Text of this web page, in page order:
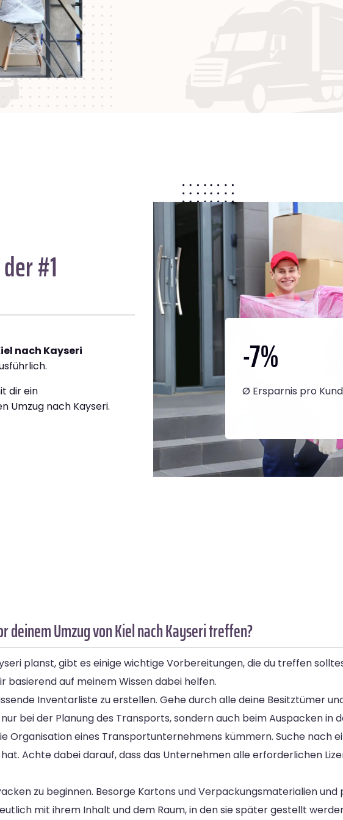
#1
nach Kayseri
dir ein
Umzug nach Kayseri.
-7%
Ø Ersparnis pro
deinem Umzug von Kiel nach Kayseri treffen?
planst, gibt es einige wichtige Vorbereitungen, die du treffen
auf meinem Wissen dabei helfen.
Inventarliste zu erstellen. Gehe durch alle deine Besitztümer
bei der Planung des Transports, sondern auch beim Auspacken in
Organisation eines Transportunternehmens kümmern. Suche nach
Achte dabei darauf, dass das Unternehmen alle erforderlichen
zu beginnen. Besorge Kartons und Verpackungsmaterialien und
mit ihrem Inhalt und dem Raum, in den sie später gestellt